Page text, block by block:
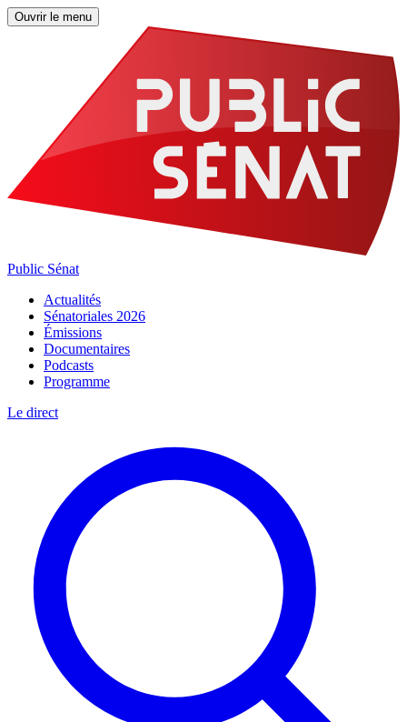
Ouvrir le menu
Public Sénat
Actualités
Sénatoriales 2026
Émissions
Documentaires
Podcasts
Programme
Le direct